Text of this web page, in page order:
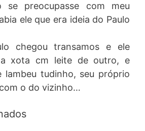
se preocupasse com meu
ele que era ideia do Paulo
chegou transamos e ele
xota cm leite de outro, e
lambeu tudinho, seu próprio
o do vizinho…